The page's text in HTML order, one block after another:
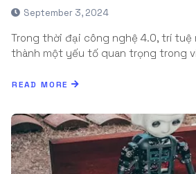
September 3, 2024
Trong thời đại công nghệ 4.0, trí tuệ
thành một yếu tố quan trọng trong
READ MORE